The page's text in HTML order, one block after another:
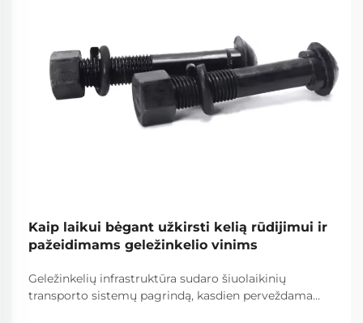
Kaip laikui bėgant užkirsti kelią rūdijimui ir
pažeidimams geležinkelio vinims
Geležinkelių infrastruktūra sudaro šiuolaikinių
transporto sistemų pagrindą, kasdien perveždama